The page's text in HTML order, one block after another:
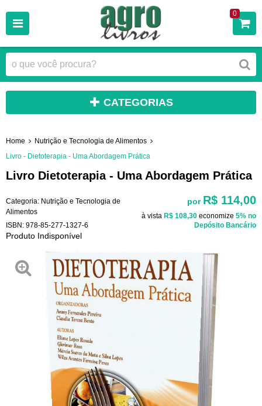
0
CATEGORIAS
Home
Nutrição e Tecnologia de Alimentos
Livro - Dietoterapia - Uma Abordagem Prática
Livro Dietoterapia - Uma Abordagem Prática
Categoria: Nutrição e Tecnologia de
Alimentos
ISBN: 978-85-277-1327-6
Produto Indisponível
por R$ 114,00
à vista R$ 108,30 economize 5% no
Depósito Bancário